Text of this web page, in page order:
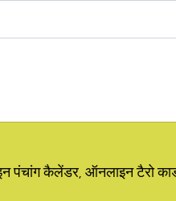
कैलेंडर, ऑनलाइन टैरो